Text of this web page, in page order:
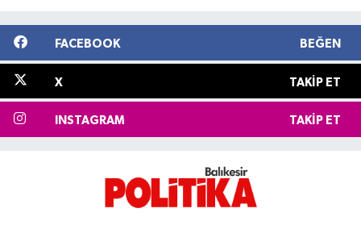
FACEBOOK BEĞEN
X TAKIP ET
INSTAGRAM TAKIP ET